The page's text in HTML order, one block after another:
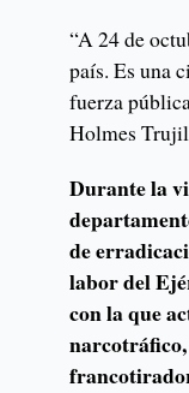
“A 24 de
país. Es una
fuerza
Holmes
Durante la
de
labor del
con la que